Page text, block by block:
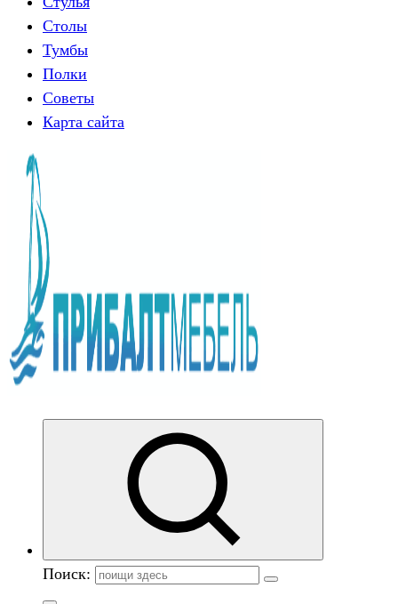
Столы
Тумбы
Полки
Советы
Карта сайта
Поиск: